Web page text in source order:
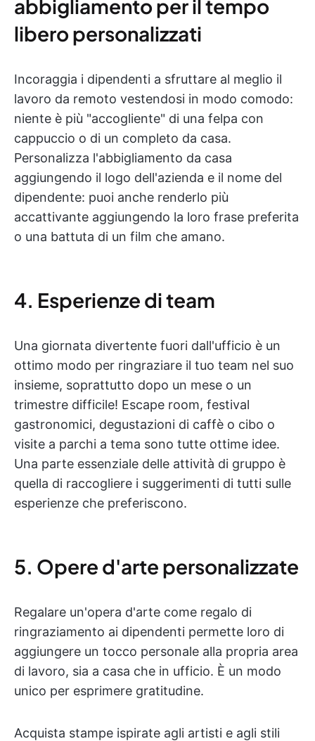
abbigliamento per il tempo
libero personalizzati
Incoraggia i dipendenti a sfruttare al meglio il
lavoro da remoto vestendosi in modo comodo:
niente è più "accogliente" di una felpa con
cappuccio o di un completo da casa.
Personalizza l'abbigliamento da casa
aggiungendo il logo dell'azienda e il nome del
dipendente: puoi anche renderlo più
accattivante aggiungendo la loro frase preferita
o una battuta di un film che amano.
4. Esperienze di team
Una giornata divertente fuori dall'ufficio è un
ottimo modo per ringraziare il tuo team nel suo
insieme, soprattutto dopo un mese o un
trimestre difficile! Escape room, festival
gastronomici, degustazioni di caffè o cibo o
visite a parchi a tema sono tutte ottime idee.
Una parte essenziale delle attività di gruppo è
quella di raccogliere i suggerimenti di tutti sulle
esperienze che preferiscono.
5. Opere d'arte personalizzate
Regalare un'opera d'arte come regalo di
ringraziamento ai dipendenti permette loro di
aggiungere un tocco personale alla propria area
di lavoro, sia a casa che in ufficio. È un modo
unico per esprimere gratitudine.
Acquista stampe ispirate agli artisti e agli stili